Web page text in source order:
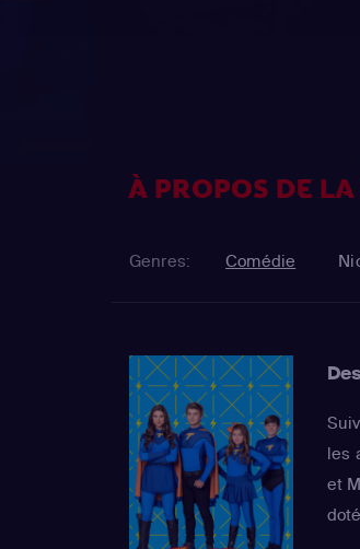
À PROPOS DE LA
Genres: Comédie
les
et